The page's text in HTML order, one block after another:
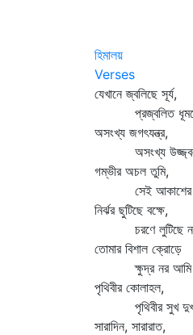
হিমালয়
Verses
যেখানে জ্বলিছে
প্রজ্বলিত ধূমকেতু
অসংখ্য
অসংখ্য উজ্জ্বল
গম্ভীর অচল তুমি,
সেই আকাশের
নির্ঝর ছুটিছে
চরণে লুটিছে নদী
তোমার বিশাল
ক্ষুদ্র নর আমি এই
পৃথিবীর কোলাহল,
পৃথিবীর সুখ দুখ
সারাদিন,